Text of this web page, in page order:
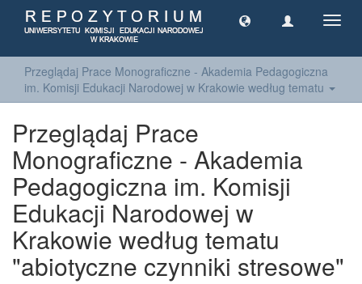
Przeglądaj Prace Monograficzne - Akademia Pedagogiczna
im. Komisji Edukacji Narodowej w Krakowie według tematu
Przeglądaj Prace
Monograficzne - Akademia
Pedagogiczna im. Komisji
Edukacji Narodowej w
Krakowie według tematu
"abiotyczne czynniki stresowe"